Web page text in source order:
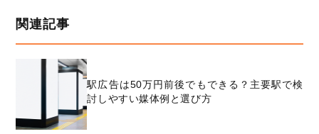
関連記事
駅広告は50万円前後でもできる？主要駅で検
討しやすい媒体例と選び方